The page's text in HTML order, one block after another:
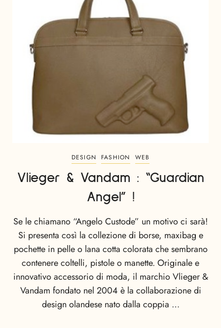
DESIGN FASHION WEB
Vlieger & Vandam : “Guardian
Angel” !
Se le chiamano “Angelo Custode” un motivo ci sarà!
Si presenta così la collezione di borse, maxibag e
pochette in pelle o lana cotta colorata che sembrano
contenere coltelli, pistole o manette. Originale e
innovativo accessorio di moda, il marchio Vlieger &
Vandam fondato nel 2004 è la collaborazione di
design olandese nato dalla coppia …